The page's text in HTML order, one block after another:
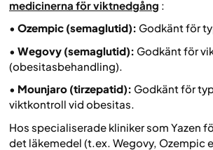
medicinerna för viktnedgång :
• Ozempic (semaglutid): Godkänt för
• Wegovy (semaglutid): Godkänt för
(obesitasbehandling).
• Mounjaro (tirzepatid): Godkänt för
viktkontroll vid obesitas.
Hos specialiserade kliniker som Yazen
det läkemedel (t.ex. Wegovy, Ozempic